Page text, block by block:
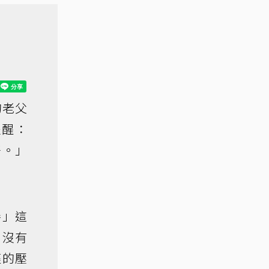
父
：
」
這
有
壓